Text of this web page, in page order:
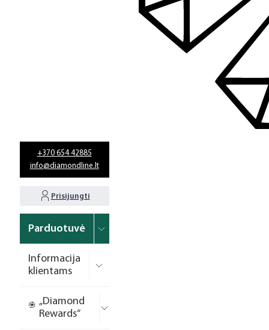
+370 654 42885
info@diamondline.lt
Prisijungti
Parduotuvė
Informacija
klientams
„Diamond
Rewards“